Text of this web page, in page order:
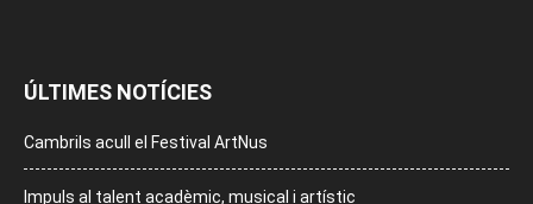
ÚLTIMES NOTÍCIES
Cambrils acull el Festival ArtNus
Impuls al talent acadèmic, musical i artístic